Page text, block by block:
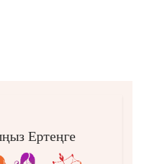
Ертеңге